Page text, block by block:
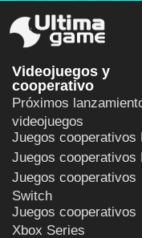
Videojuegos y
cooperativo
Próximos
videojuegos
Juegos cooperativos
Juegos cooperativos
Juegos cooperativos
Switch
Juegos cooperativos
Xbox Series